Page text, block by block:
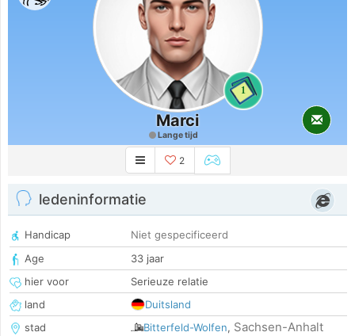
1
Marci
Lange tijd
2
ledeninformatie
Handicap
Niet gespecificeerd
Age
33 jaar
hier voor
Serieuze relatie
land
Duitsland
stad
Bitterfeld-Wolfen, Sachsen-Anhalt